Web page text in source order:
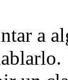
a